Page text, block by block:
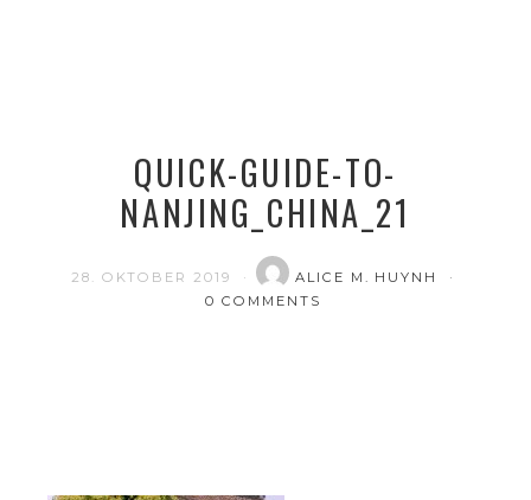
QUICK-GUIDE-TO-
NANJING_CHINA_21
28. OKTOBER 2019
ALICE M. HUYNH
0 COMMENTS